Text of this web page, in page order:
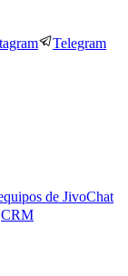
Telegram
de JivoChat
CRM